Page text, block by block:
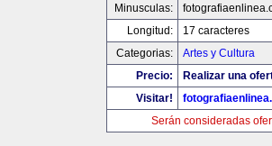
Minusculas:
Longitud:
17 caracteres
Categorias:
Artes y Cultura
Precio:
Realizar una
Visitar!
Serán consideradas